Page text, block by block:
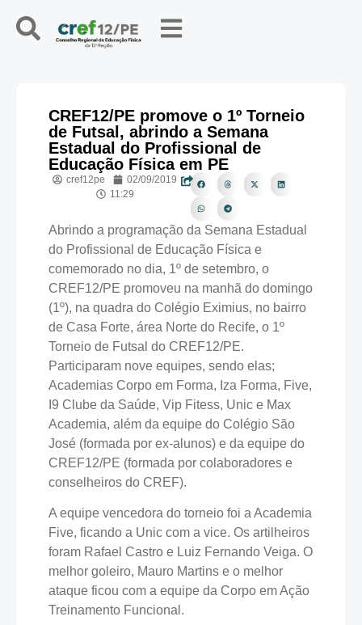
CREF12/PE promove o 1º Torneio
de Futsal, abrindo a Semana
Estadual do Profissional de
Educação Física em PE
cref12pe
02/09/2019
11:29
Abrindo a programação da Semana Estadual
do Profissional de Educação Física e
comemorado no dia, 1º de setembro, o
CREF12/PE promoveu na manhã do domingo
(1º), na quadra do Colégio Eximius, no bairro
de Casa Forte, área Norte do Recife, o 1º
Torneio de Futsal do CREF12/PE.
Participaram nove equipes, sendo elas;
Academias Corpo em Forma, Iza Forma, Five,
I9 Clube da Saúde, Vip Fitess, Unic e Max
Academia, além da equipe do Colégio São
José (formada por ex-alunos) e da equipe do
CREF12/PE (formada por colaboradores e
conselheiros do CREF).
A equipe vencedora do torneio foi a Academia
Five, ficando a Unic com a vice. Os artilheiros
foram Rafael Castro e Luiz Fernando Veiga. O
melhor goleiro, Mauro Martins e o melhor
ataque ficou com a equipe da Corpo em Ação
Treinamento Funcional.